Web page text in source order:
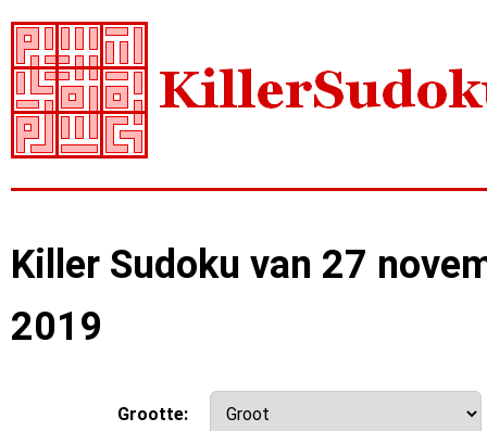
Killer Sudoku van 27
2019
Grootte: